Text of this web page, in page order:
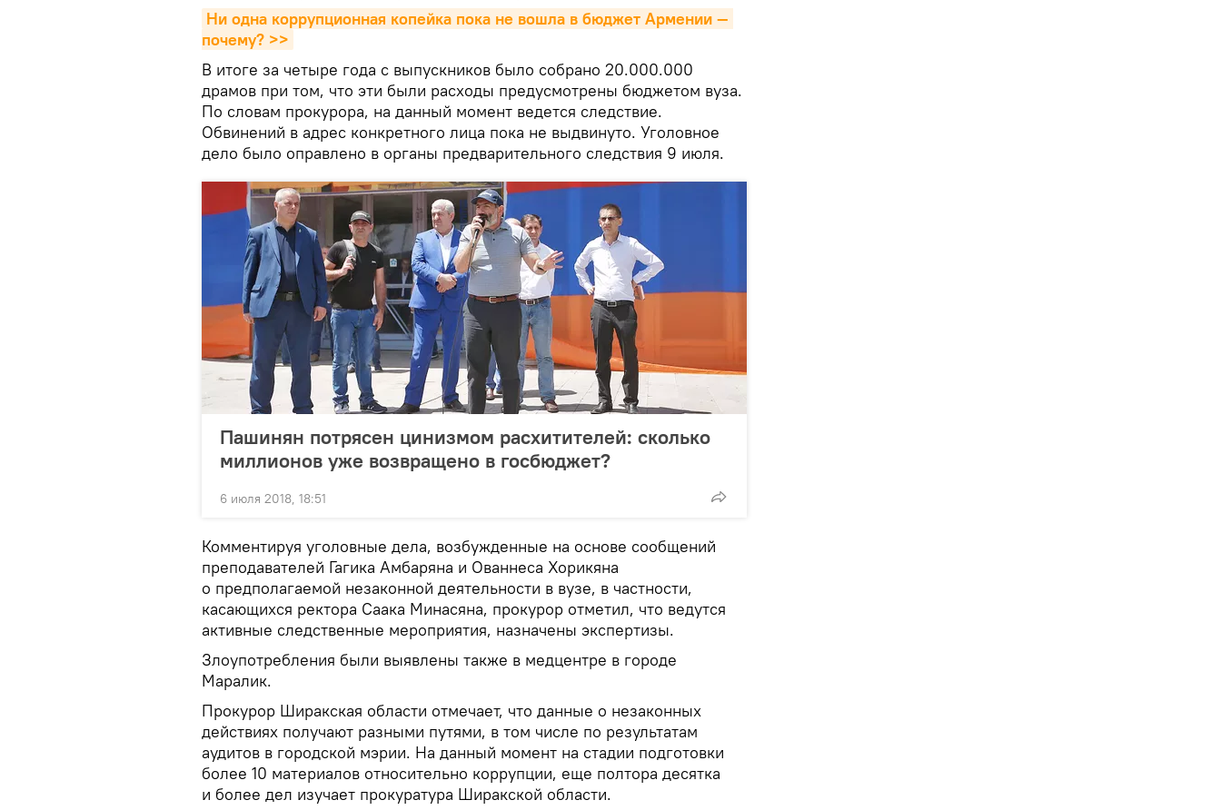
Ни одна коррупционная копейка пока не вошла в бюджет Армении —
почему? >>
В итоге за четыре года с выпускников было собрано 20.000.000
драмов при том, что эти были расходы предусмотрены бюджетом вуза.
По словам прокурора, на данный момент ведется следствие.
Обвинений в адрес конкретного лица пока не выдвинуто. Уголовное
дело было оправлено в органы предварительного следствия 9 июля.
Пашинян потрясен цинизмом расхитителей: сколько
миллионов уже возвращено в госбюджет?
6 июля 2018, 18:51
Комментируя уголовные дела, возбужденные на основе сообщений
преподавателей Гагика Амбаряна и Ованнеса Хорикяна
о предполагаемой незаконной деятельности в вузе, в частности,
касающихся ректора Саака Минасяна, прокурор отметил, что ведутся
активные следственные мероприятия, назначены экспертизы.
Злоупотребления были выявлены также в медцентре в городе
Маралик.
Прокурор Ширакская области отмечает, что данные о незаконных
действиях получают разными путями, в том числе по результатам
аудитов в городской мэрии. На данный момент на стадии подготовки
более 10 материалов относительно коррупции, еще полтора десятка
и более дел изучает прокуратура Ширакской области.